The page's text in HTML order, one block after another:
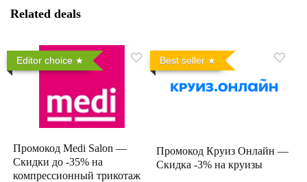
Related deals
Editor choice
Промокод Medi Salon —
Скидки до -35% на
компрессионный трикотаж
Best seller
Промокод Круиз Онлайн —
Скидка -3% на круизы